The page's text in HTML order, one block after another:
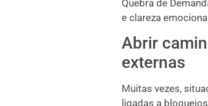
Quebra de
e clareza
Abrir
externas
Muitas vezes,
ligadas a